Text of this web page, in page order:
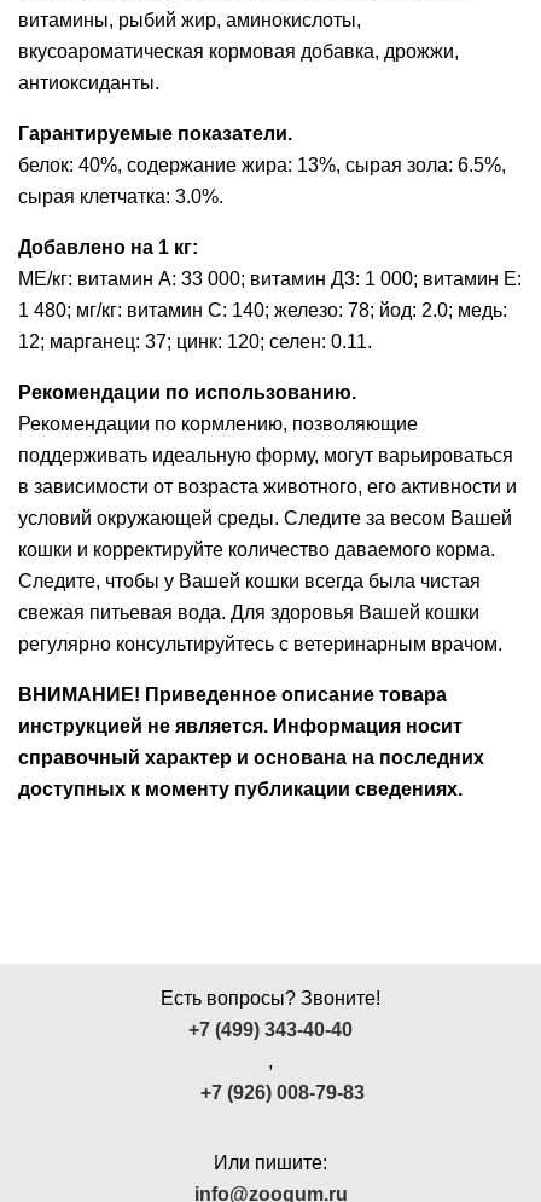
витамины, рыбий жир, аминокислоты,
вкусоароматическая кормовая добавка, дрожжи,
антиоксиданты.
Гарантируемые показатели.
белок: 40%, содержание жира: 13%, сырая зола: 6.5%,
сырая клетчатка: 3.0%.
Добавлено на 1 кг:
МЕ/кг: витамин А: 33 000; витамин Д3: 1 000; витамин E:
1 480; мг/кг: витамин C: 140; железо: 78; йод: 2.0; медь:
12; марганец: 37; цинк: 120; селен: 0.11.
Рекомендации по использованию.
Рекомендации по кормлению, позволяющие
поддерживать идеальную форму, могут варьироваться
в зависимости от возраста животного, его активности и
условий окружающей среды. Следите за весом Вашей
кошки и корректируйте количество даваемого корма.
Следите, чтобы у Вашей кошки всегда была чистая
свежая питьевая вода. Для здоровья Вашей кошки
регулярно консультируйтесь с ветеринарным врачом.
ВНИМАНИЕ! Приведенное описание товара
инструкцией не является. Информация носит
справочный характер и основана на последних
доступных к моменту публикации сведениях.
Есть вопросы? Звоните!
+7 (499) 343-40-40
,
+7 (926) 008-79-83
Или пишите:
info@zoogum.ru